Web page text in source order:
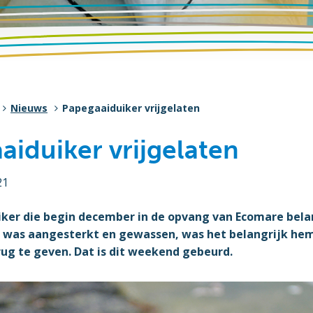
Nieuws Papegaaiduiker vrijgelaten
vrijgelaten
die begin december in de opvang van Ecomare
aangesterkt en gewassen, was het belangrijk
te geven. Dat is dit weekend gebeurd.